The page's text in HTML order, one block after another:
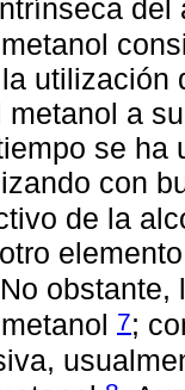
utilización
metanol a
se
con
de la
obstante,
7;